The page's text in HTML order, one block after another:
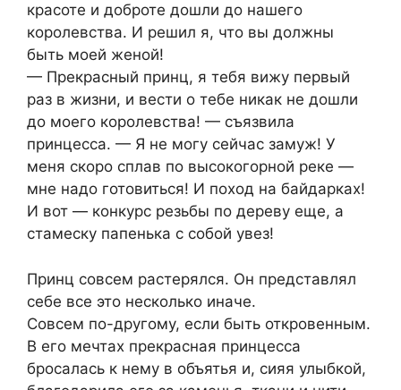
красоте и доброте дошли до нашего
королевства. И решил я, что вы должны
быть моей женой!
— Прекрасный принц, я тебя вижу первый
раз в жизни, и вести о тебе никак не дошли
до моего королевства! — съязвила
принцесса. — Я не могу сейчас замуж! У
меня скоро сплав по высокогорной реке —
мне надо готовиться! И поход на байдарках!
И вот — конкурс резьбы по дереву еще, а
стамеску папенька с собой увез!
Принц совсем растерялся. Он представлял
себе все это несколько иначе.
Совсем по-другому, если быть откровенным.
В его мечтах прекрасная принцесса
бросалась к нему в объятья и, сияя улыбкой,